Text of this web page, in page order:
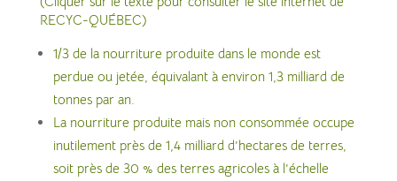
RECYC-QUÉBEC)
1/3 de la nourriture produite dans le monde est
perdue ou jetée, équivalant à environ 1,3 milliard de
tonnes par an.
La nourriture produite mais non consommée occupe
inutilement près de 1,4 milliard d’hectares de terres,
soit près de 30 % des terres agricoles à l’échelle